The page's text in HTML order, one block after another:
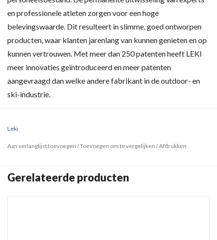
en professionele atleten zorgen voor een hoge
belevingswaarde. Dit resulteert in slimme, goed ontworpen
producten, waar klanten jarenlang van kunnen genieten en op
kunnen vertrouwen. Met meer dan 250 patenten heeft LEKI
meer innovaties geïntroduceerd en meer patenten
aangevraagd dan welke andere fabrikant in de outdoor- en
ski-industrie.
Leki
Aan verlanglijst toevoegen /Toevoegen om te vergelijken /Afdrukken
Gerelateerde producten